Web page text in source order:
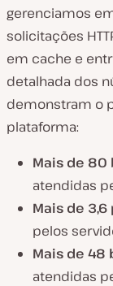
gerenciamos
solicitações
em cache e
detalhada dos
demonstram o
plataforma:
Mais de 80
atendidas
Mais de
pelos
Mais de 48
atendidas